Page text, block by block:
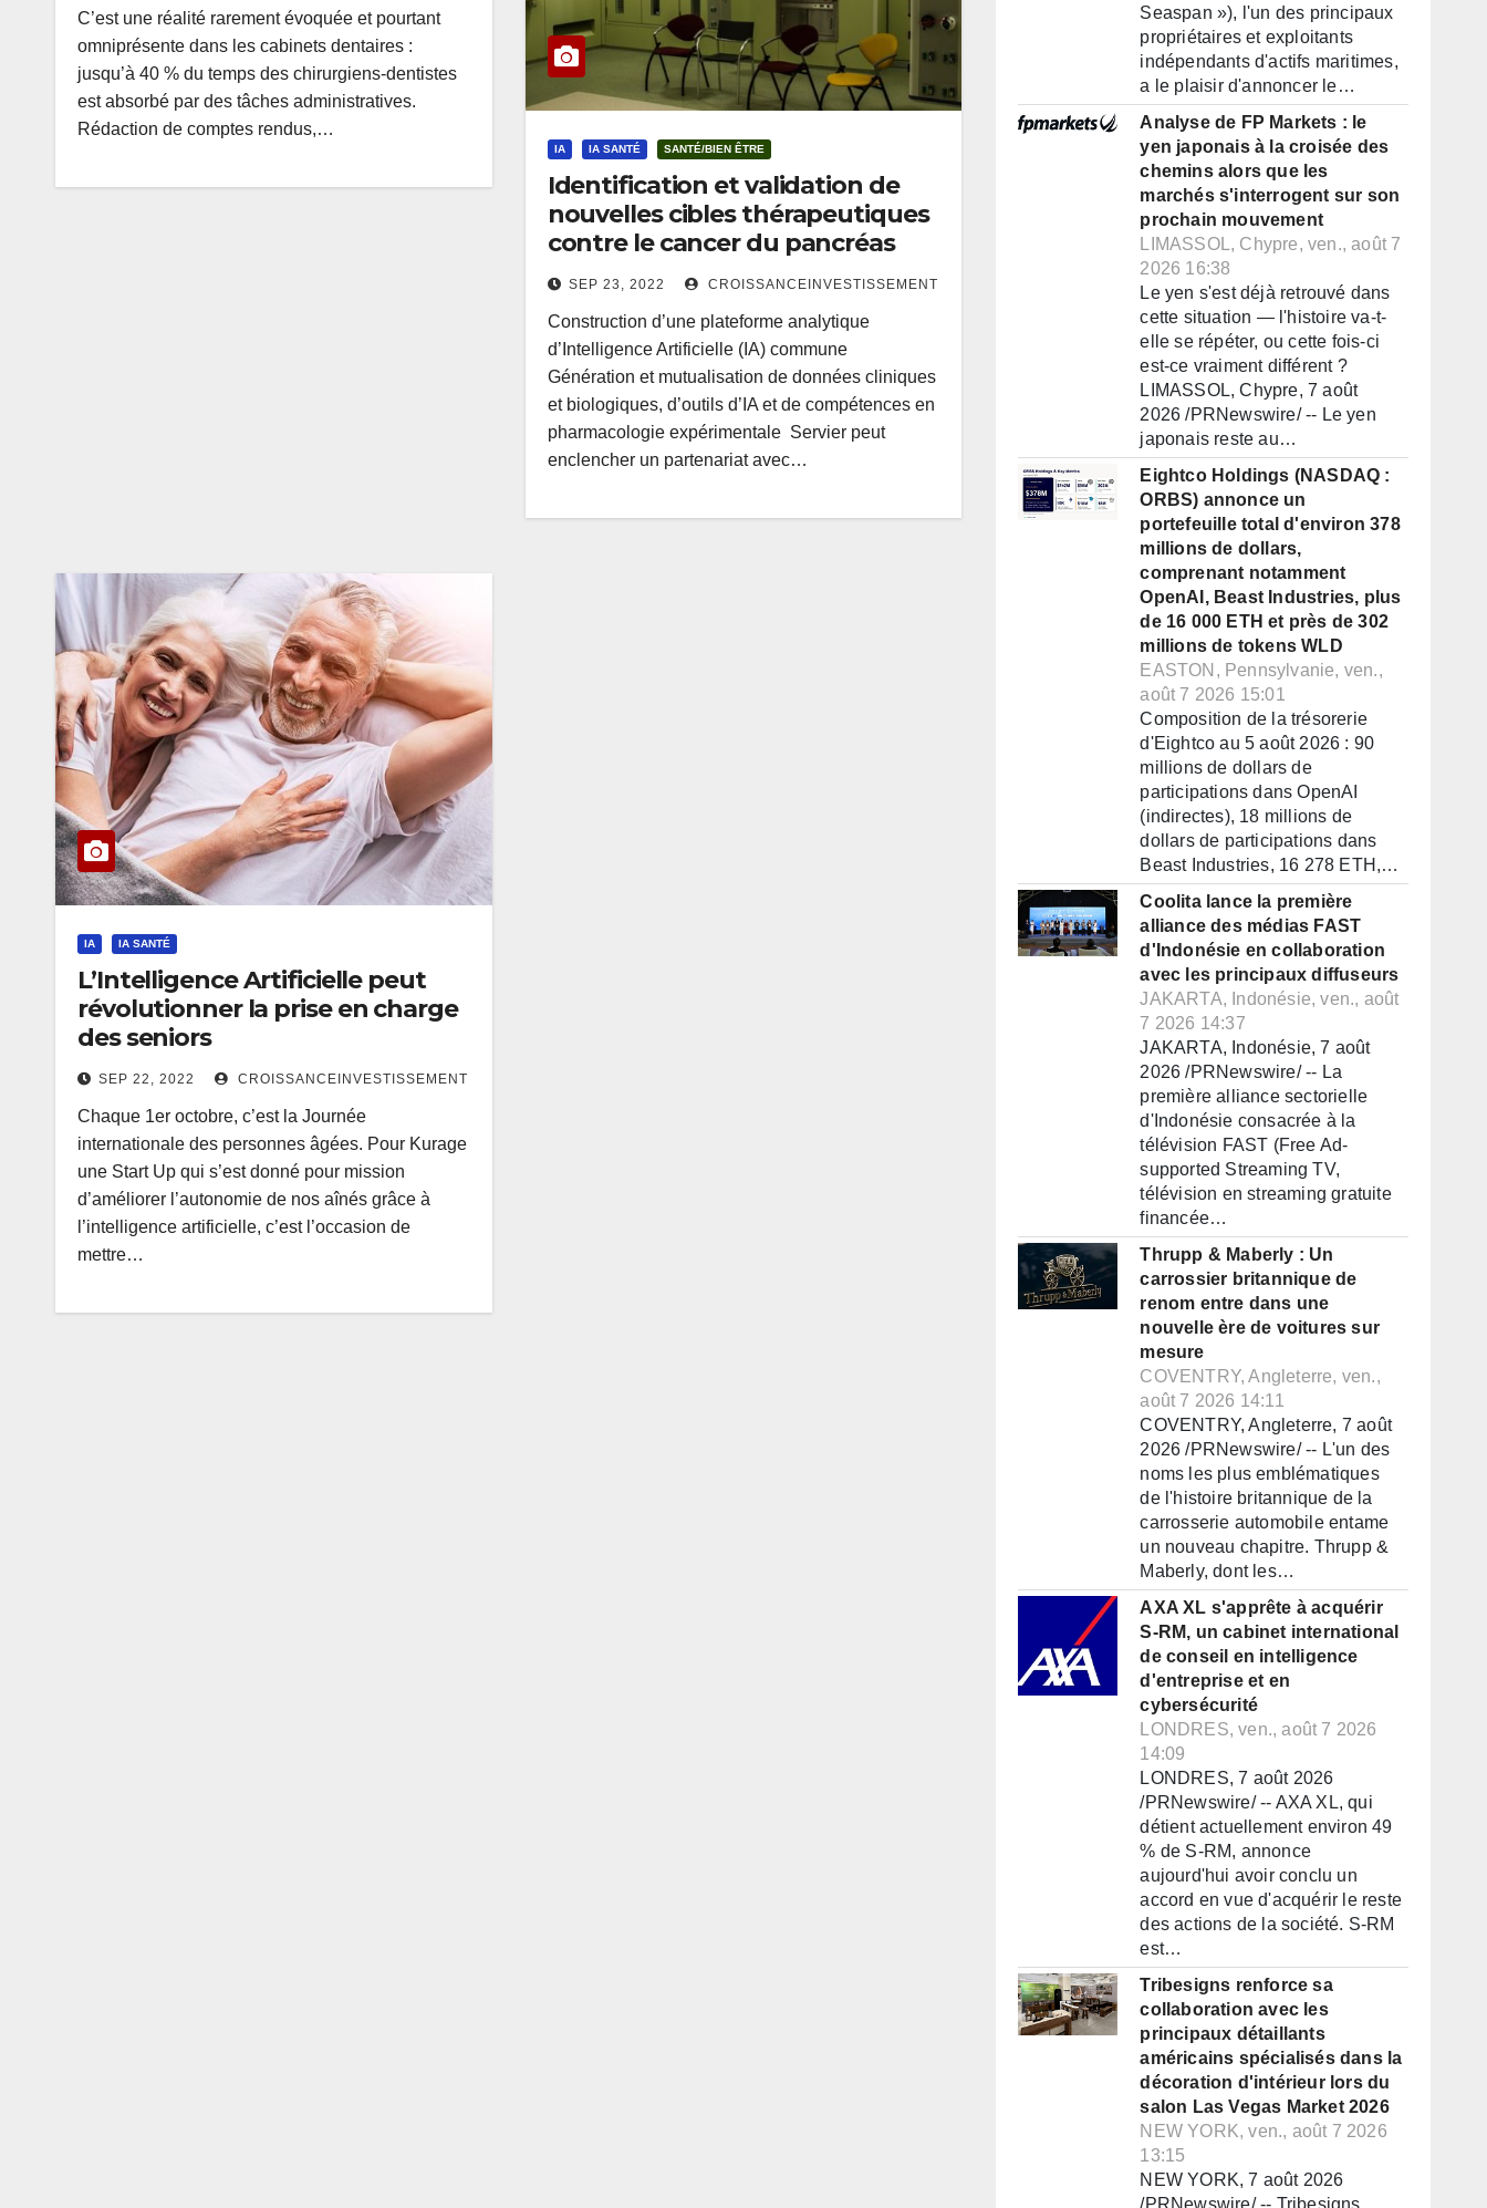
C’est une réalité rarement évoquée et pourtant
omniprésente dans les cabinets dentaires :
jusqu’à 40 % du temps des chirurgiens-dentistes
est absorbé par des tâches administratives.
Rédaction de comptes rendus,…
IA IA SANTÉ SANTÉ/BIEN ÊTRE
Identification et validation de
nouvelles cibles thérapeutiques
contre le cancer du pancréas
SEP 23, 2022 CROISSANCEINVESTISSEMENT
Construction d’une plateforme analytique
d’Intelligence Artificielle (IA) commune
Génération et mutualisation de données cliniques
et biologiques, d’outils d’IA et de compétences en
pharmacologie expérimentale Servier peut
enclencher un partenariat avec…
IA IA SANTÉ
L’Intelligence Artificielle peut
révolutionner la prise en charge
des seniors
SEP 22, 2022 CROISSANCEINVESTISSEMENT
Chaque 1er octobre, c’est la Journée
internationale des personnes âgées. Pour Kurage
une Start Up qui s’est donné pour mission
d’améliorer l’autonomie de nos aînés grâce à
l’intelligence artificielle, c’est l’occasion de
mettre…
Seaspan »), l'un des principaux
propriétaires et exploitants
indépendants d'actifs maritimes,
a le plaisir d'annoncer le…
Analyse de FP Markets : le
yen japonais à la croisée des
chemins alors que les
marchés s'interrogent sur son
prochain mouvement
LIMASSOL, Chypre, ven., août 7
2026 16:38
Le yen s'est déjà retrouvé dans
cette situation — l'histoire va-t-
elle se répéter, ou cette fois-ci
est-ce vraiment différent ?
LIMASSOL, Chypre, 7 août
2026 /PRNewswire/ -- Le yen
japonais reste au…
Eightco Holdings (NASDAQ :
ORBS) annonce un
portefeuille total d'environ 378
millions de dollars,
comprenant notamment
OpenAI, Beast Industries, plus
de 16 000 ETH et près de 302
millions de tokens WLD
EASTON, Pennsylvanie, ven.,
août 7 2026 15:01
Composition de la trésorerie
d'Eightco au 5 août 2026 : 90
millions de dollars de
participations dans OpenAI
(indirectes), 18 millions de
dollars de participations dans
Beast Industries, 16 278 ETH,…
Coolita lance la première
alliance des médias FAST
d'Indonésie en collaboration
avec les principaux diffuseurs
JAKARTA, Indonésie, ven., août
7 2026 14:37
JAKARTA, Indonésie, 7 août
2026 /PRNewswire/ -- La
première alliance sectorielle
d'Indonésie consacrée à la
télévision FAST (Free Ad-
supported Streaming TV,
télévision en streaming gratuite
financée…
Thrupp & Maberly : Un
carrossier britannique de
renom entre dans une
nouvelle ère de voitures sur
mesure
COVENTRY, Angleterre, ven.,
août 7 2026 14:11
COVENTRY, Angleterre, 7 août
2026 /PRNewswire/ -- L'un des
noms les plus emblématiques
de l'histoire britannique de la
carrosserie automobile entame
un nouveau chapitre. Thrupp &
Maberly, dont les…
AXA XL s'apprête à acquérir
S-RM, un cabinet international
de conseil en intelligence
d'entreprise et en
cybersécurité
LONDRES, ven., août 7 2026
14:09
LONDRES, 7 août 2026
/PRNewswire/ -- AXA XL, qui
détient actuellement environ 49
% de S-RM, annonce
aujourd'hui avoir conclu un
accord en vue d'acquérir le reste
des actions de la société. S-RM
est…
Tribesigns renforce sa
collaboration avec les
principaux détaillants
américains spécialisés dans la
décoration d'intérieur lors du
salon Las Vegas Market 2026
NEW YORK, ven., août 7 2026
13:15
NEW YORK, 7 août 2026
/PRNewswire/ -- Tribesigns,